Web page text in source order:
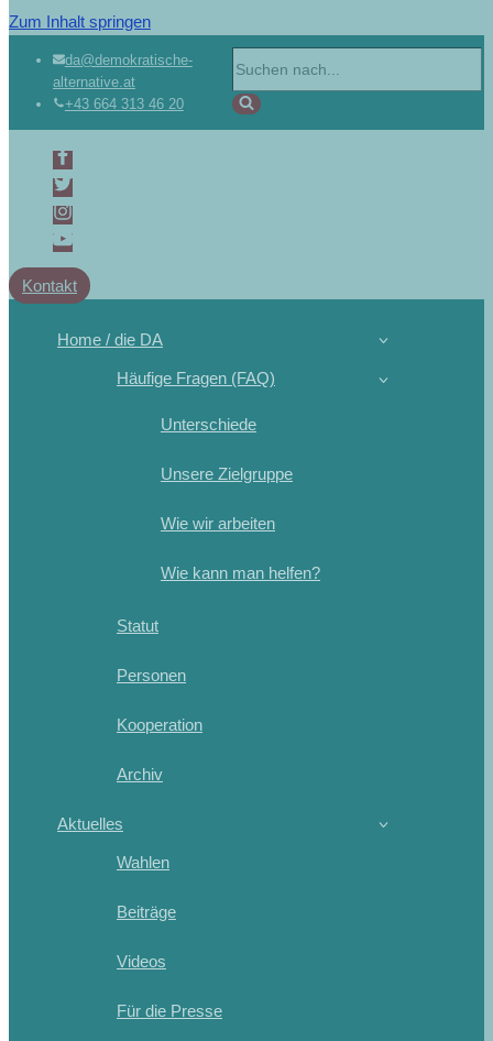
Zum Inhalt springen
da@demokratische-
alternative.at
+43 664 313 46 20
Kontakt
Home / die DA
Häufige Fragen (FAQ)
Unterschiede
Unsere Zielgruppe
Wie wir arbeiten
Wie kann man helfen?
Statut
Personen
Kooperation
Archiv
Aktuelles
Wahlen
Beiträge
Videos
Für die Presse